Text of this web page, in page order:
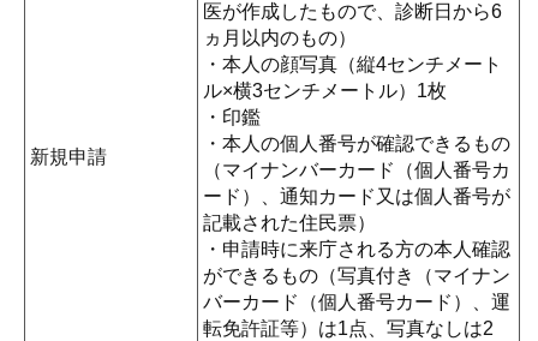
新規申請
医が作成したもので、診断日から6
ヵ月以内のもの）
・本人の顔写真（縦4センチメート
ル×横3センチメートル）1枚
・印鑑
・本人の個人番号が確認できるもの
（マイナンバーカード（個人番号カ
ード）、通知カード又は個人番号が
記載された住民票）
・申請時に来庁される方の本人確認
ができるもの（写真付き（マイナン
バーカード（個人番号カード）、運
転免許証等）は1点、写真なしは2